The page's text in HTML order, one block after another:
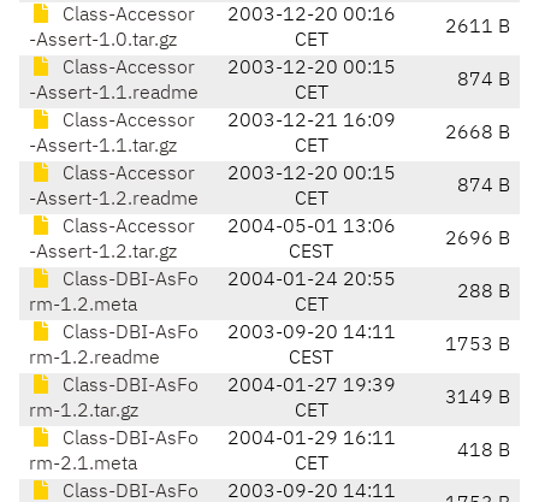
Class-Accessor
-Assert-1.0.tar.gz
2003-12-20 00:16
CET
2611 B
Class-Accessor
-Assert-1.1.readme
2003-12-20 00:15
CET
874 B
Class-Accessor
-Assert-1.1.tar.gz
2003-12-21 16:09
CET
2668 B
Class-Accessor
-Assert-1.2.readme
2003-12-20 00:15
CET
874 B
Class-Accessor
-Assert-1.2.tar.gz
2004-05-01 13:06
CEST
2696 B
Class-DBI-AsFo
rm-1.2.meta
2004-01-24 20:55
CET
288 B
Class-DBI-AsFo
rm-1.2.readme
2003-09-20 14:11
CEST
1753 B
Class-DBI-AsFo
rm-1.2.tar.gz
2004-01-27 19:39
CET
3149 B
Class-DBI-AsFo
rm-2.1.meta
2004-01-29 16:11
CET
418 B
Class-DBI-AsFo 2003-09-20 14:11